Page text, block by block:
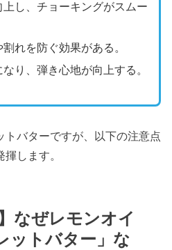
し、チョーキングがスムー
れを防ぐ効果がある。
り、弾き心地が向上する。
トバターですが、以下の注意点
します。
なぜレモンオイ
ットバター」な